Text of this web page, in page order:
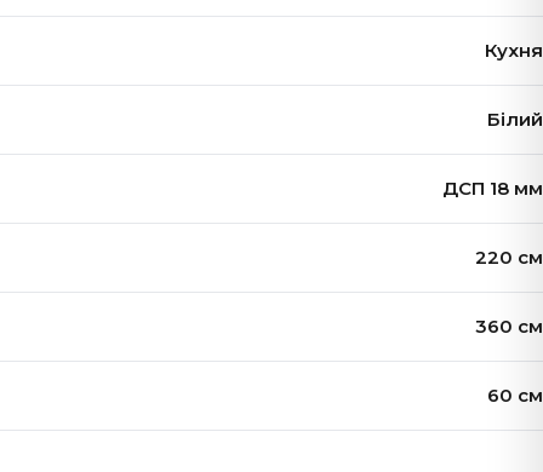
Кухня
Білий
ДСП 18 мм
220 см
360 см
60 см